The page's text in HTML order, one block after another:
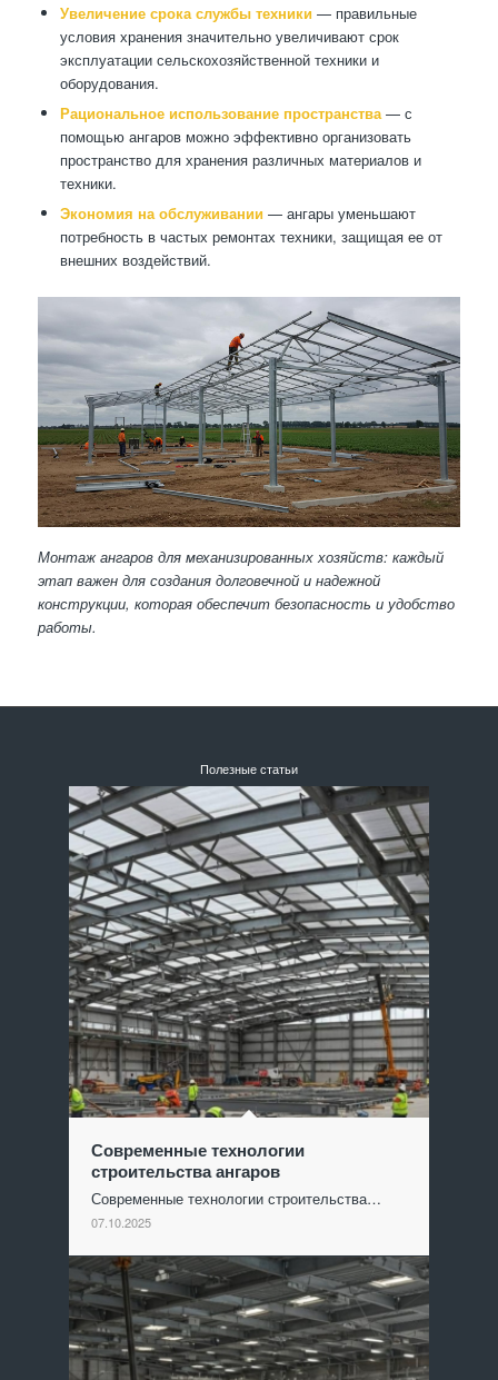
Увеличение срока службы техники — правильные
условия хранения значительно увеличивают срок
эксплуатации сельскохозяйственной техники и
оборудования.
Рациональное использование пространства— с
помощью ангаров можно эффективно организовать
пространство для хранения различных материалов и
техники.
Экономия на обслуживании — ангары уменьшают
потребность в частых ремонтах техники, защищая ее от
внешних воздействий.
Монтаж ангаров для механизированных хозяйств: каждый
этап важен для создания долговечной и надежной
конструкции, которая обеспечит безопасность и удобство
работы.
Полезные статьи
Современные технологии
строительства ангаров
Современные технологии строительства…
07.10.2025